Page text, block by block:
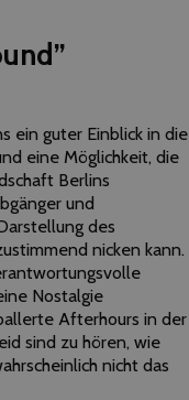
ein guter Einblick in die
eine Möglichkeit, die
Berlins
und
des
nicken kann.
Nostalgie
Afterhours in der
sind zu hören, wie
nicht das